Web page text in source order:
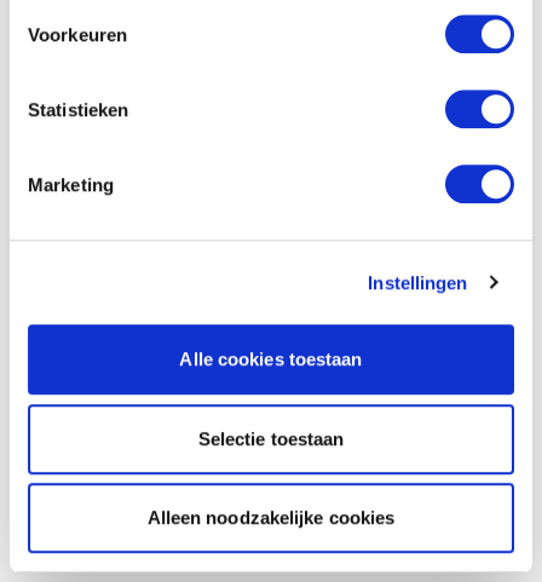
Voorkeuren
Statistieken
Marketing
Instellingen
Alle cookies toestaan
Selectie toestaan
Alleen noodzakelijke cookies